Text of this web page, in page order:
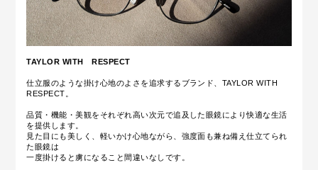
TAYLOR WITH RESPECT
仕立服のような掛け心地のよさを追求するブランド、TAYLOR WITH
RESPECT。
品質・機能・美観をそれぞれ高い次元で追及した眼鏡により快適な生活
を提供します。
見た目にも美しく、軽いかけ心地ながら、強度面も兼ね備え仕立てられ
た眼鏡は
一度掛けると虜になること間違いなしです。